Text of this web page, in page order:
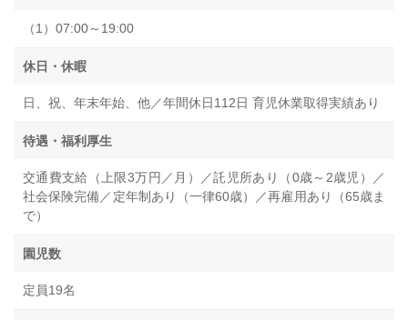
（1）07:00～19:00
休日・休暇
日、祝、年末年始、他／年間休日112日 育児休業取得実績あり
待遇・福利厚生
交通費支給（上限3万円／月）／託児所あり（0歳～2歳児）／
社会保険完備／定年制あり（一律60歳）／再雇用あり（65歳ま
で）
園児数
定員19名